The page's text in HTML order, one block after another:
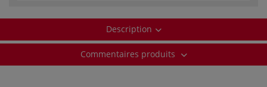
Description
Commentaires produits